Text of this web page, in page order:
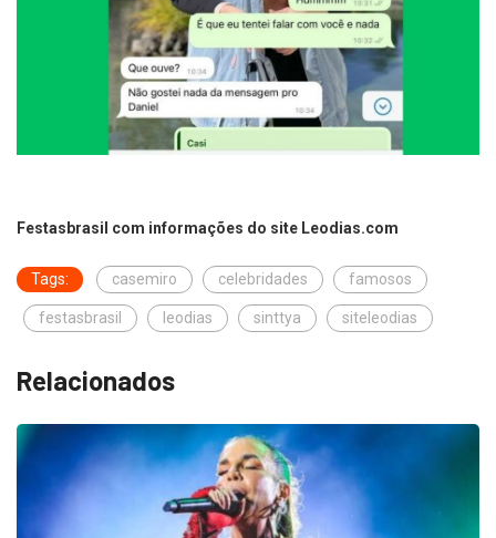
Festasbrasil com informações do site Leodias.com
Tags: casemiro celebridades famosos
festasbrasil leodias sinttya siteleodias
Relacionados